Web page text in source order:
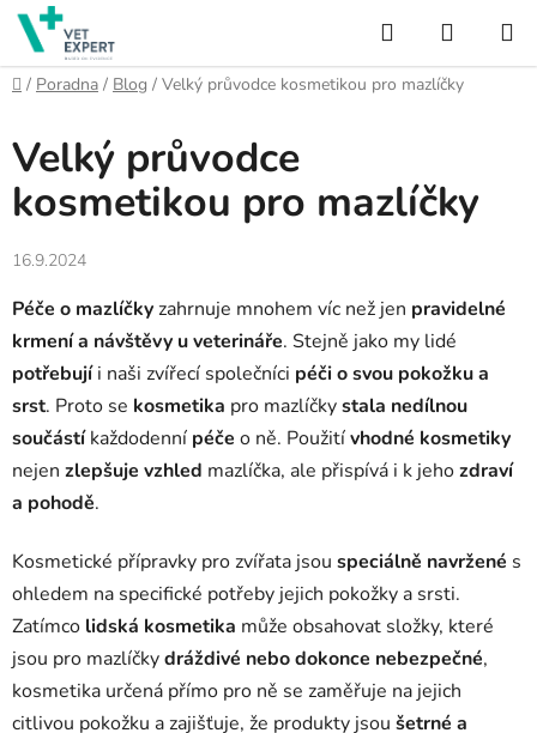
Přejít
obsah
Hledat
KOŠÍK
Domů
/ Poradna / Blog / Velký průvodce kosmetikou pro mazlíčky
Velký průvodce
kosmetikou pro mazlíčky
16.9.2024
Péče o mazlíčkyzahrnuje mnohem víc než jen pravidelné
krmení a návštěvy u veterináře. Stejně jako my lidé
potřebujíi naši zvířecí společníci péči o svou pokožku a
srst. Proto se kosmetika pro mazlíčkystala nedílnou
součástíkaždodenní péče o ně. Použitívhodné kosmetiky
nejen zlepšuje vzhled mazlíčka, ale přispívá i k jehozdraví
a pohodě.
Kosmetické přípravky pro zvířata jsou speciálně navržené s
ohledem na specifické potřeby jejich pokožky a srsti.
Zatímco lidská kosmetika může obsahovat složky, které
jsou pro mazlíčkydráždivé nebo dokonce nebezpečné,
kosmetika určená přímo pro ně se zaměřuje na jejich
citlivou pokožku a zajišťuje, že produkty jsou šetrné a